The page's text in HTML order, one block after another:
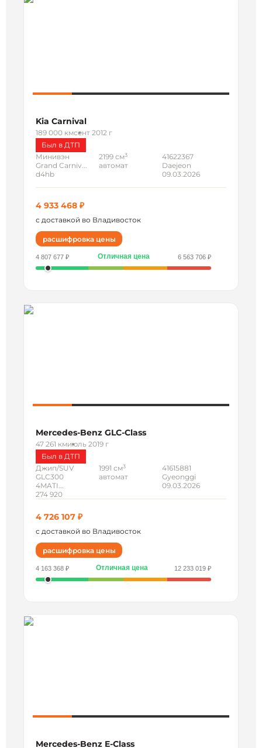
Kia Carnival
189 000 кмсент 2012 г
Был в ДТП
Минивэн
Grand Carniv...
d4hb
2199 см3
автомат
41622367
Daejeon
09.03.2026
4 933 468 ₽
с доставкой во Владивосток
расшифровка цены
4 807 677 ₽ Отличная цена 6 563 706 ₽
Mercedes-Benz GLC-Class
47 261 кмиюль 2019 г
Был в ДТП
Джип/SUV
GLC300
4MATI...
274 920
1991 см3
автомат
41615881
Gyeonggi
09.03.2026
4 726 107 ₽
с доставкой во Владивосток
расшифровка цены
4 163 368 ₽ Отличная цена 12 233 019 ₽
Mercedes-Benz E-Class